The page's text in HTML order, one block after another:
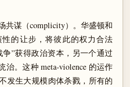
共谋（complicity）。华盛顿和
的让步，将彼此的权力合法
”获得政治资本，另一个通过
治。这种 meta-violence 的运作
发生大规模肉体杀戮，所有的